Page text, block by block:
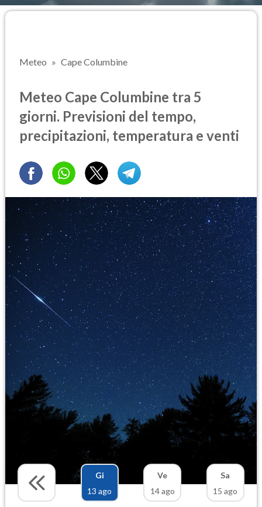
Meteo Cape Columbine
Meteo Cape Columbine tra 5
giorni. Previsioni del tempo,
precipitazioni, temperatura e venti
Gi
13 ago
Ve
14 ago
Sa
15 ago